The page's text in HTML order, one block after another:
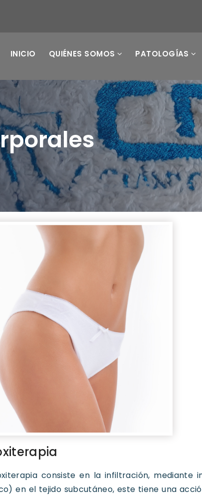
INICIO QUIÉNES SOMOS PATOLOGÍAS
consiste en la infiltración, mediante
en el tejido subcutáneo, este tiene una